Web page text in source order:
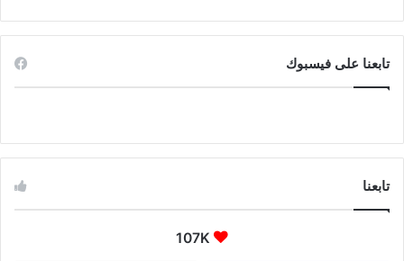
تابعنا على فيسبوك
تابعنا
107K